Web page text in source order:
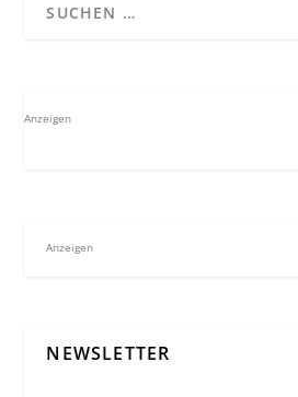
Anzeigen
Anzeigen
NEWSLETTER